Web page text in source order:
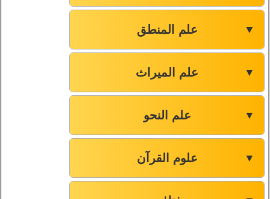
علم المنطق ▼
علم المیراث ▼
علم النحو ▼
علوم القرآن ▼